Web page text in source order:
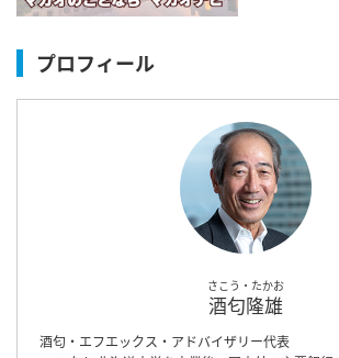
プロフィール
さこう・たかお
酒匂隆雄
酒匂・エフエックス・アドバイザリー代表